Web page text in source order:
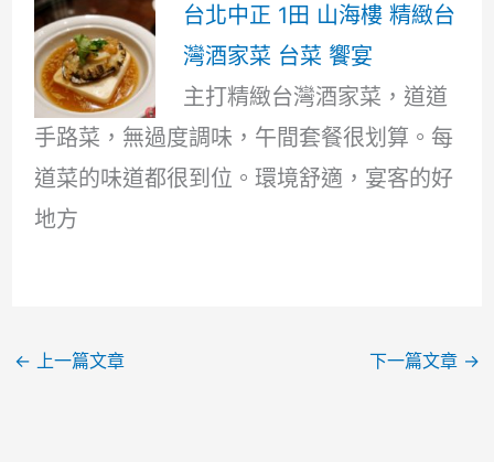
台北中正 1田 山海樓 精緻台
灣酒家菜 台菜 饗宴
主打精緻台灣酒家菜，道道
手路菜，無過度調味，午間套餐很划算。每
道菜的味道都很到位。環境舒適，宴客的好
地方
← 上一篇文章 下一篇文章 →